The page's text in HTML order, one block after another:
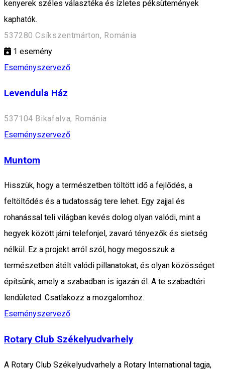
kenyerek széles választéka és ízletes péksütemények
kaphatók.
537280 Csíkszentmárton, Románia
1 esemény
Eseményszervező
Levendula Ház
537104 Bikafalva, Románia
Eseményszervező
Muntom
Hisszük, hogy a természetben töltött idő a fejlődés, a
feltöltődés és a tudatosság tere lehet. Egy zajjal és
rohanással teli világban kevés dolog olyan valódi, mint a
hegyek között járni telefonjel, zavaró tényezők és sietség
nélkül. Ez a projekt arról szól, hogy megosszuk a
természetben átélt valódi pillanatokat, és olyan közösséget
építsünk, amely a szabadban is igazán él. A te szabadtéri
lendületed. Csatlakozz a mozgalomhoz.
Eseményszervező
Rotary Club Székelyudvarhely
A Rotary Club Székelyudvarhely a Rotary International tagja,